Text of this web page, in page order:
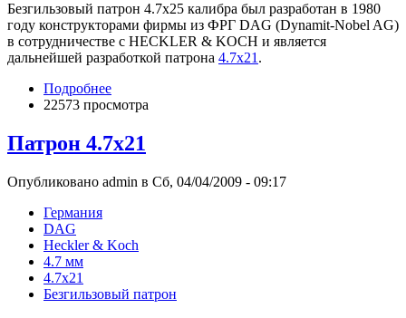
Безгильзовый патрон 4.7x25 калибра был разработан в 1980
году конструкторами фирмы из ФРГ DAG (Dynamit-Nobel AG)
в сотрудничестве с HECKLER & KOCH и является
дальнейшей разработкой патрона 4.7x21 .
Подробнее
22573 просмотра
Патрон 4.7x21
Опубликовано admin в Сб, 04/04/2009 - 09:17
Германия
DAG
Heckler & Koch
4.7 мм
4.7x21
Безгильзовый патрон